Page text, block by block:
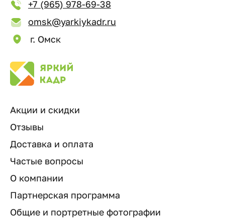
+7 (965) 978-69-38
omsk@yarkiykadr.ru
г. Омск
Акции и скидки
Отзывы
Доставка и оплата
Частые вопросы
О компании
Партнерская программа
Общие и портретные фотографии